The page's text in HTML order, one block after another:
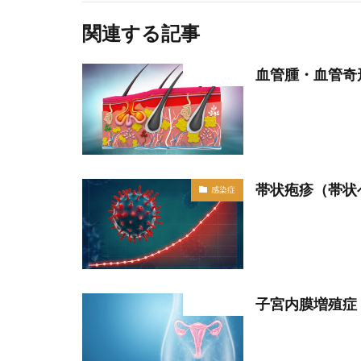
関連する記事
血管腫・血管奇
感染症 帯状疱疹（帯状
子宮内膜増殖症